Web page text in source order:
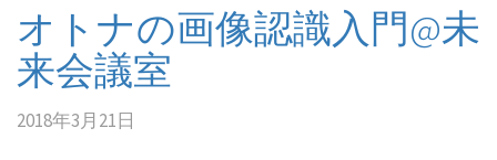
オトナの画像認識入門@未
来会議室
2018年3月21日